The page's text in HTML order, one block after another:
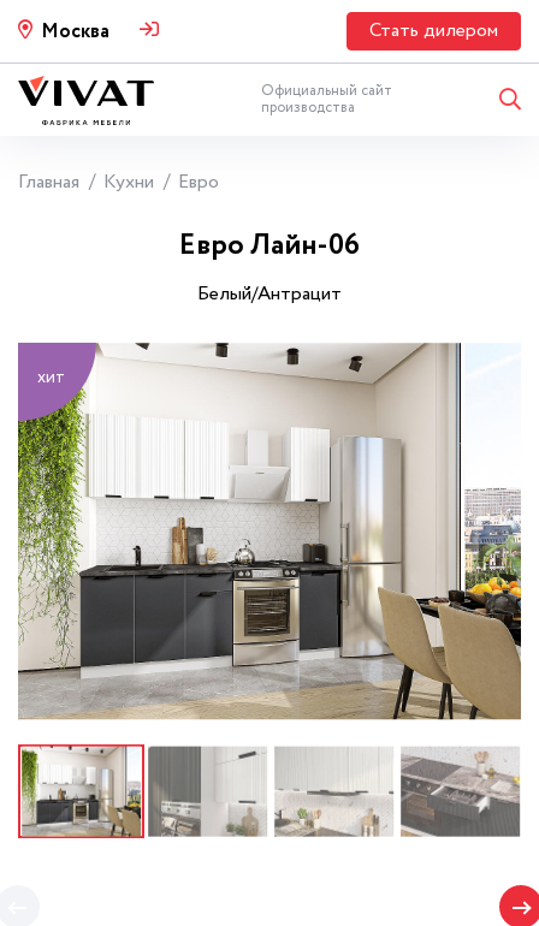
Москва Стать дилером
Официальный сайт
производства
Главная Кухни Евро
Евро Лайн-06
Белый/Антрацит
хит